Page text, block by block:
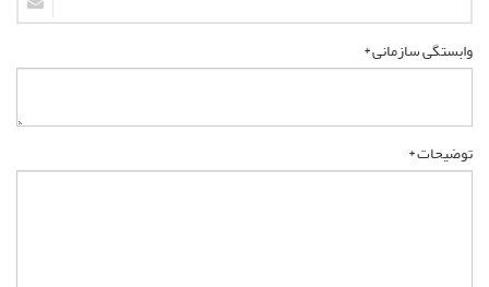
وابستگی سازمانی *
توضیحات *